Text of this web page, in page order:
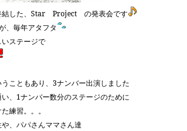
結した、Star Project の発表会です
、毎年アタフタ
ステージで
こともあり、3ナンバー出演しました
、1ナンバー数分のステージのために
練習。。。
、パパさんママさん達